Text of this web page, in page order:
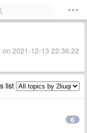
2021-12-13 22:36:22
list
6